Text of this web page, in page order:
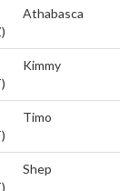
Athabasca
Kimmy
Timo
Shep